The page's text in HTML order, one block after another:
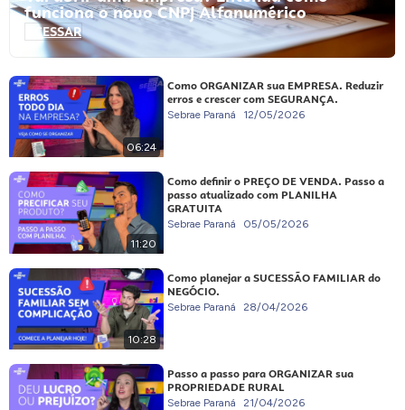
funciona o novo CNPJ Alfanumérico
ACESSAR
06:24
Como ORGANIZAR sua EMPRESA. Reduzir
erros e crescer com SEGURANÇA.
Sebrae Paraná 12/05/2026
11:20
Como definir o PREÇO DE VENDA. Passo a
passo atualizado com PLANILHA
GRATUITA
Sebrae Paraná 05/05/2026
10:28
Como planejar a SUCESSÃO FAMILIAR do
NEGÓCIO.
Sebrae Paraná 28/04/2026
Passo a passo para ORGANIZAR sua
PROPRIEDADE RURAL
Sebrae Paraná 21/04/2026